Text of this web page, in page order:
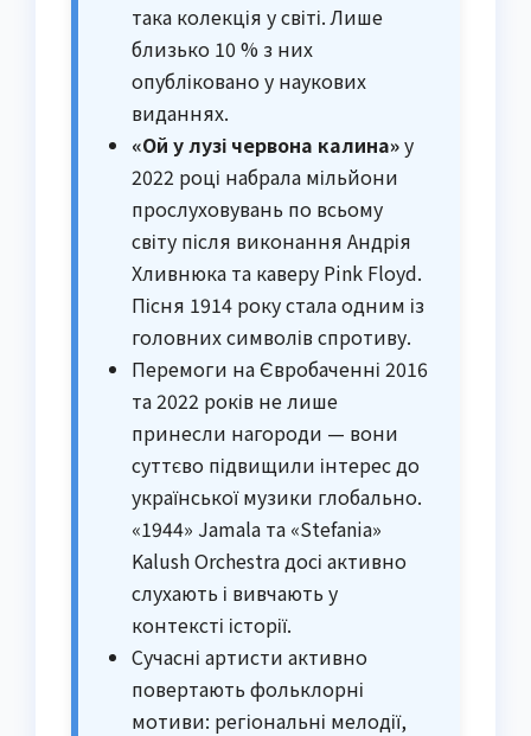
така колекція у світі. Лише
близько 10 % з них
опубліковано у наукових
виданнях.
«Ой у лузі червона калина»у
2022 році набрала мільйони
прослуховувань по всьому
світу після виконання Андрія
Хливнюка та каверу Pink Floyd.
Пісня 1914 року стала одним із
головних символів спротиву.
Перемоги на Євробаченні 2016
та 2022 років не лише
принесли нагороди — вони
суттєво підвищили інтерес до
української музики глобально.
«1944» Jamala та «Stefania»
Kalush Orchestra досі активно
слухають і вивчають у
контексті історії.
Сучасні артисти активно
повертають фольклорні
мотиви: регіональні мелодії,